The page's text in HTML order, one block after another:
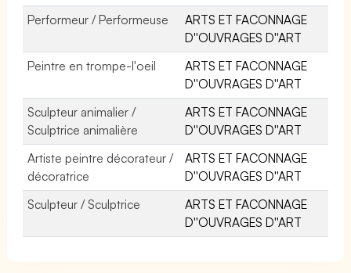
Performeur / Performeuse
ARTS ET FACONNAGE
D''OUVRAGES D''ART
Peintre en trompe-l'oeil
ARTS ET FACONNAGE
D''OUVRAGES D''ART
Sculpteur animalier /
Sculptrice animalière
ARTS ET FACONNAGE
D''OUVRAGES D''ART
Artiste peintre décorateur /
décoratrice
ARTS ET FACONNAGE
D''OUVRAGES D''ART
Sculpteur / Sculptrice
ARTS ET FACONNAGE
D''OUVRAGES D''ART